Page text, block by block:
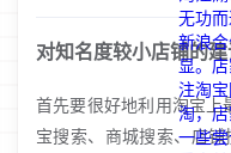
对知名度较小店铺的
首先要很好地利用淘宝上
宝搜索、商城搜索、店